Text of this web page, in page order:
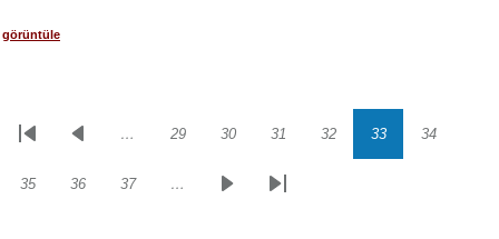
görüntüle
Sayfalama
İlk
Önceki… Sayfa
29 Sayfa
30 Sayfa
31 Sayfa
32 Sayfa
33 Sayfa
34
Sayfa
35 Sayfa
36 Sayfa
37 …
SonrakiSon